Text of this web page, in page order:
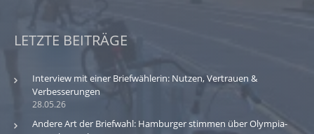
LETZTE BEITRÄGE
28.05.26
Interview mit einer Briefwählerin: Nutzen, Vertrauen &
Verbesserungen
Andere Art der Briefwahl: Hamburger stimmen über Olympia-